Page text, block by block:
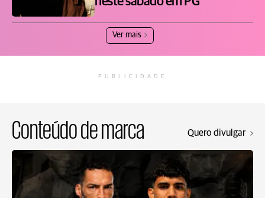
Ver mais
PUBLICIDADE
Conteúdo de marca Quero divulgar